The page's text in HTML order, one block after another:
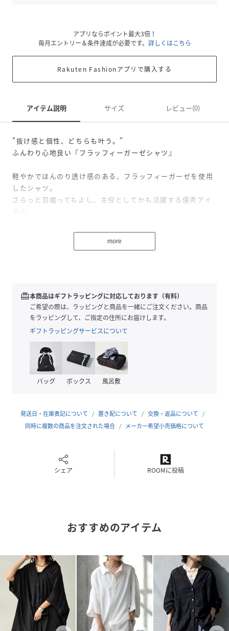
アプリならポイント最大3倍！
毎月エントリー＆条件達成が必要です。 詳しくはこちら
Rakuten Fashionアプリで購入する
アイテム説明 サイズ レビュー(0)
"抜け感と個性、どちらも叶う。"
ふんわり心地良い『フラッフィーガーゼシャツ』
軽やかでほんのり透け感のある、フラッフィーガーゼを使用
したシャツ。
さらっと羽織ってもよし、主役としてかも活躍する優秀アイ
テム。
・シンプルで着回しやすいデザイン。
≪FABRIC≫
・薄手でふんわりとしたフラッフィーガーゼ生地。
・優しい風合い漂うナチュラルなシワ。
・空気を含んだような軽やかさ。
※デザイン上、透け感のある生地を使用しておりますため、
必ずインナーをご着用ください。
≪SIZE≫
SG2656_PTR
more
redeem本商品はギフトラッピングに対応しております（有料）
ご希望の際は、ラッピングと商品を一緒にご注文ください。商品
をラッピングして、ご指定の住所にお届けします。
ギフトラッピングサービスについて
バッグ ボックス 風呂敷
発送日・在庫表記について 置き配について
交換・返品について
同時に複数の商品を注文された場合
メーカー希望小売価格について
シェア ROOMに投稿
おすすめのアイテム